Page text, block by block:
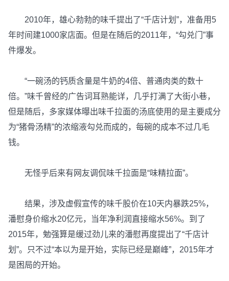
2010年，雄心勃勃的味千提出了“千店计划”，准备用5
年时间建1000家店面。但是在随后的2011年，“勾兑门”事
件爆发。
“一碗汤的钙质含量是牛奶的4倍、普通肉类的数十
倍。”味千曾经的广告词耳熟能详，几乎打满了大街小巷，
但是随后，多家媒体曝出味千拉面的汤底使用的是主要成分
为“猪骨汤精”的浓缩液勾兑而成的，每碗的成本不过几毛
钱。
无怪乎后来有网友调侃味千拉面是“味精拉面”。
结果，涉及虚假宣传的味千股价在10天内暴跌25%，
潘慰身价缩水20亿元，当年净利润直接缩水56%。到了
2015年，勉强算是缓过劲儿来的潘慰再度提出了“千店计
划”。只不过“本以为是开始，实际已经是巅峰”，2015年才
是困局的开始。